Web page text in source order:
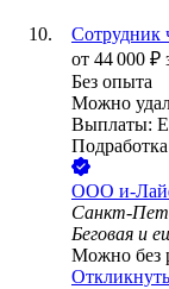
Сотрудник
от 44 000 ₽
Без опыта
Можно
Выплаты:
Подработка
ООО и-
Санкт-
Беговая и
Можно без